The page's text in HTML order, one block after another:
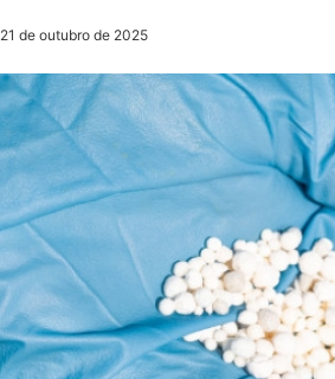
21 de outubro de 2025